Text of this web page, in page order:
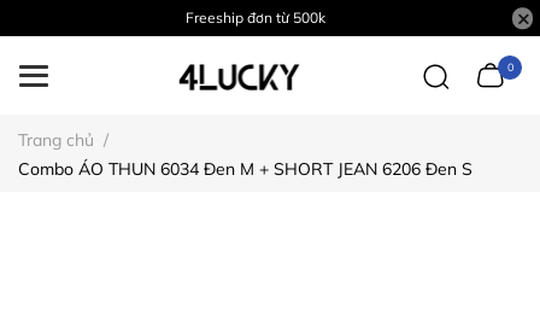
Freeship đơn từ 500k
0
Trang chủ /
Combo ÁO THUN 6034 Đen M + SHORT JEAN 6206 Đen S